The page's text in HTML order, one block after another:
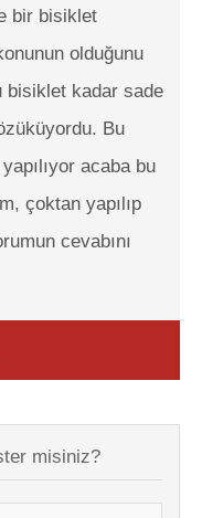
bir bisiklet
olduğunu
bisiklet kadar sade
Bu
acaba bu
çoktan yapılıp
cevabını
misiniz?